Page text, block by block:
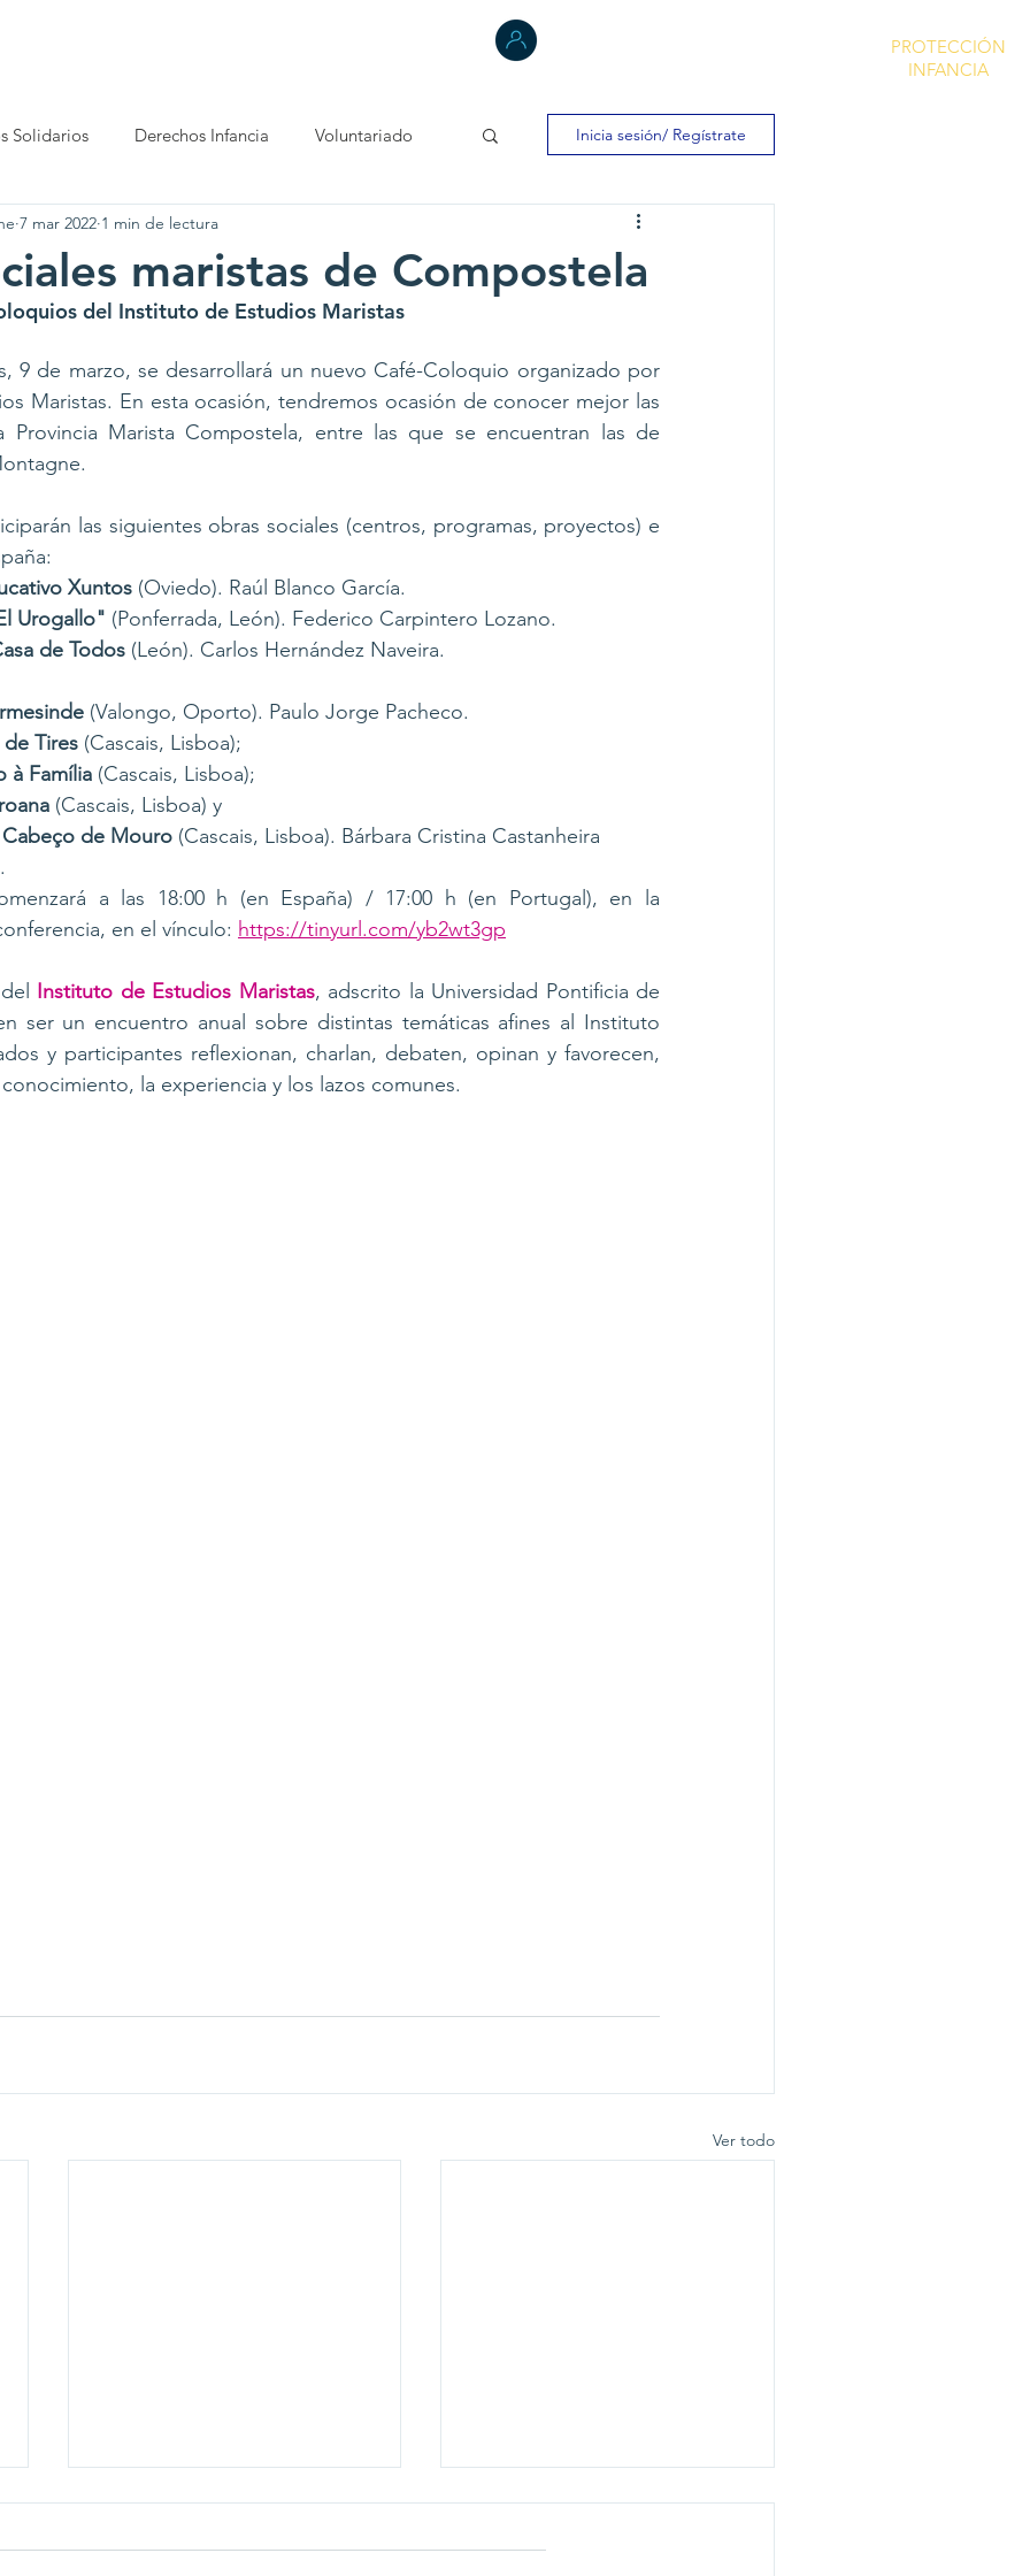
PROTECCIÓN
INFANCIA
Solidarios Derechos Infancia Voluntariado Inicia sesión/ Regístrate
maristas de Compostela
7 mar 2022 1 min de lectura
del Instituto de Estudios Maristas
9 de marzo, se desarrollará un nuevo Café-Coloquio organizado por
Maristas. En esta ocasión, tendremos ocasión de conocer mejor las
Provincia Marista Compostela, entre las que se encuentran las de
las siguientes obras sociales (centros, programas, proyectos) e
Xuntos (Oviedo). Raúl Blanco García.
Urogallo" (Ponferrada, León). Federico Carpintero Lozano.
de Todos (León). Carlos Hernández Naveira.
(Valongo, Oporto). Paulo Jorge Pacheco.
de Tires (Cascais, Lisboa);
à Família (Cascais, Lisboa);
(Cascais, Lisboa) y
de Mouro (Cascais, Lisboa). Bárbara Cristina Castanheira
a las 18:00 h (en España) / 17:00 h (en Portugal), en la
en el vínculo: https://tinyurl.com/yb2wt3gp
Instituto de Estudios Maristas, adscrito la Universidad Pontificia de
ser un encuentro anual sobre distintas temáticas afines al Instituto
y participantes reflexionan, charlan, debaten, opinan y favorecen,
la experiencia y los lazos comunes.
Ver todo